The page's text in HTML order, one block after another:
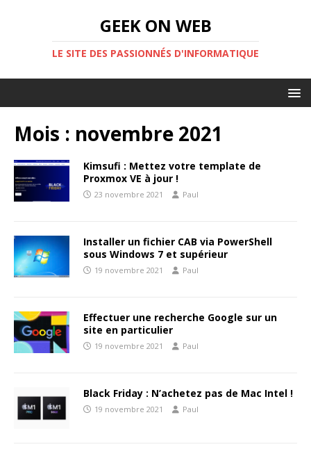
GEEK ON WEB
LE SITE DES PASSIONNÉS D'INFORMATIQUE
Mois : novembre 2021
Kimsufi : Mettez votre template de
Proxmox VE à jour !
23 novembre 2021 Paul
Installer un fichier CAB via PowerShell
sous Windows 7 et supérieur
19 novembre 2021 Paul
Effectuer une recherche Google sur un
site en particulier
19 novembre 2021 Paul
Black Friday : N’achetez pas de Mac Intel !
19 novembre 2021 Paul